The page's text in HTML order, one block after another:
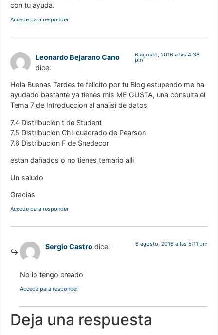
con tu ayuda.
Accede para responder
Leonardo Bejarano Cano
dice:
6 agosto, 2016 a las 4:38
pm
Hola Buenas Tardes te felicito por tu Blog estupendo me ha
ayudado bastante ya tienes mis ME GUSTA, una consulta el
Tema 7 de Introduccion al analisi de datos
7.4 Distribución t de Student
7.5 Distribución Chi-cuadrado de Pearson
7.6 Distribución F de Snedecor
estan dañados o no tienes temario alli
Un saludo
Gracias
Accede para responder
Sergio Castro dice: 6 agosto, 2016 a las 5:11 pm
No lo tengo creado
Accede para responder
Deja una respuesta